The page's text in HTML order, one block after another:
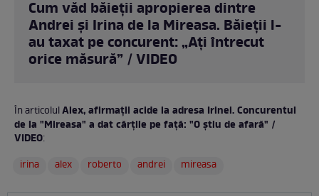
Cum văd băieții apropierea dintre
Andrei și Irina de la Mireasa. Băieții l-
au taxat pe concurent: „Ați întrecut
orice măsură” / VIDEO
În articolulAlex, afirmații acide la adresa Irinei. Concurentul
de la "Mireasa" a dat cărțile pe față: "O știu de afară" /
VIDEO:
irina
alex roberto andrei mireasa